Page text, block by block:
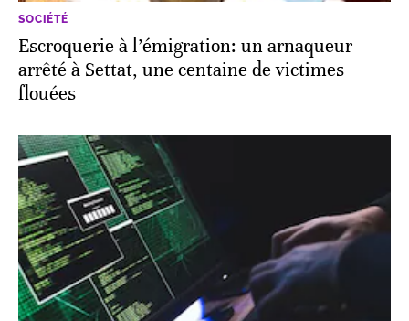
SOCIÉTÉ
Escroquerie à l’émigration: un arnaqueur
arrêté à Settat, une centaine de victimes
flouées